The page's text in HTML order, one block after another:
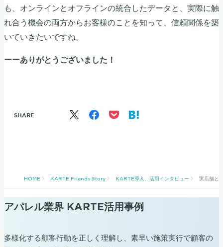
も、オンラインとオフラインの統合したデータと、実際に触
れ合う機会の両方からお客様のことを知って、信頼関係を築
いていきたいですね。
ーーありがとうございました！
SHARE
HOME KARTE Friends Story KARTE導入、活用インタビュー 実店舗と
アパレル業界 KARTE活用事例
多様化する顧客行動を正しく理解し、素早い施策実行で顧客の